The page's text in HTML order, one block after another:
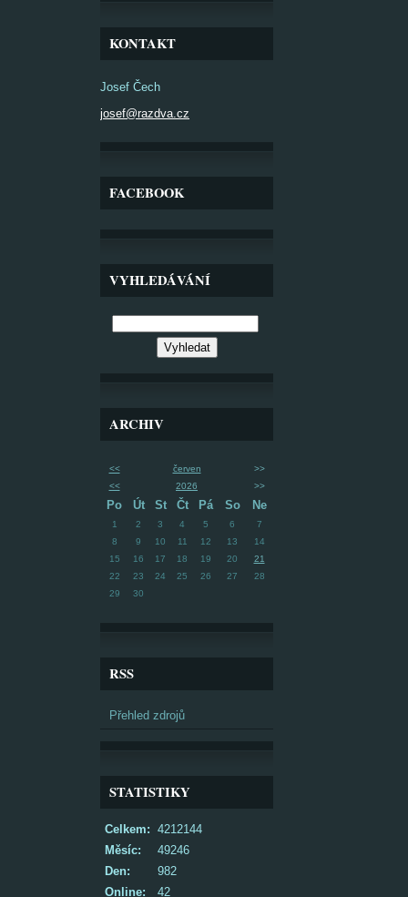
KONTAKT
Josef Čech
josef@razdva.cz
FACEBOOK
VYHLEDÁVÁNÍ
ARCHIV
<< červen
>>
<<
2026 >>
Po Út St Čt Pá So Ne
1 2 3 4 5 6
7
8
9 10 11 12 13
14
15
16 17 18 19 20
21
22
23 24 25 26 27
28
29
30
RSS
Přehled zdrojů
STATISTIKY
Online: 42
Celkem: 4212144
Měsíc:
49246
Den:
982